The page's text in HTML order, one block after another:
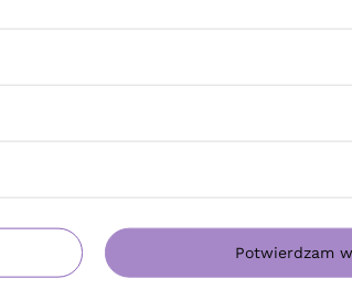
TAKŻE Potwierdzam